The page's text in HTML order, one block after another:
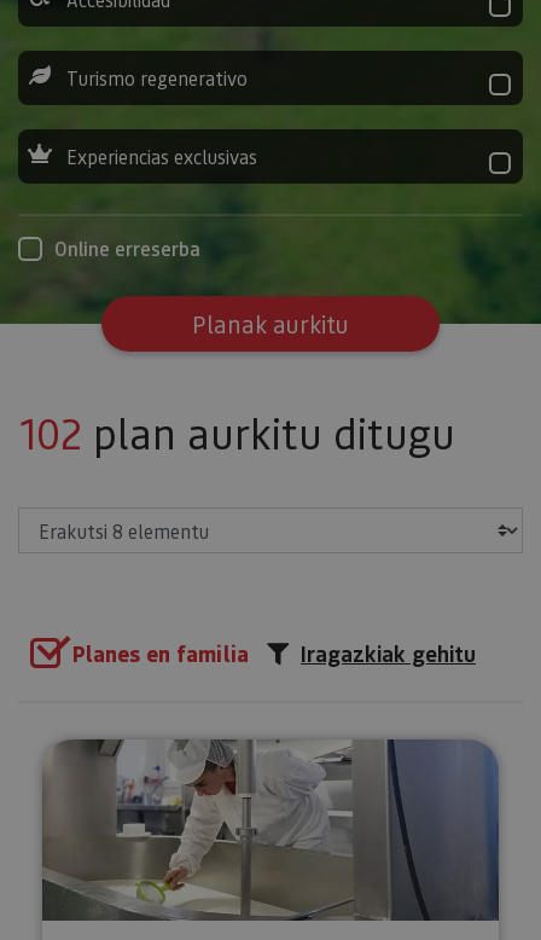
Turismo regenerativo
Experiencias exclusivas
Online erreserba
Planak aurkitu
102 plan aurkitu ditugu
Planes en familia Iragazkiak gehitu
Bisita gidatua gaztandegira